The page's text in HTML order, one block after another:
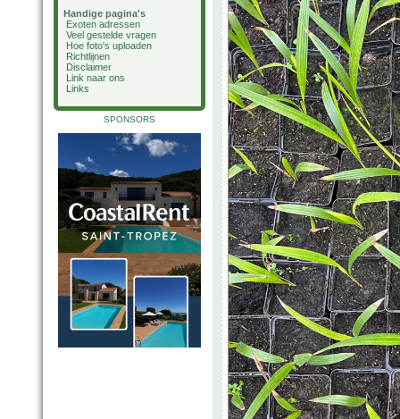
Handige pagina's
Exoten adressen
Veel gestelde vragen
Hoe foto's uploaden
Richtlijnen
Disclaimer
Link naar ons
Links
SPONSORS